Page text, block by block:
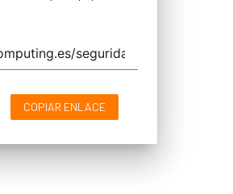
COPIAR ENLACE